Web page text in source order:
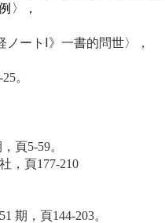
〉，
ートⅠ》一書的問世〉，
。
頁5-59。
，頁177-210
期，頁144-203。